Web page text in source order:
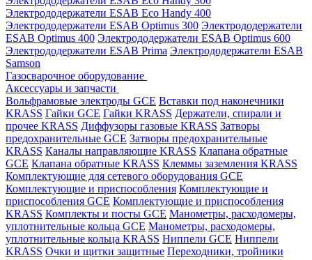
Электрододержатели ESAB Eco Handy 400
Электрододержатели ESAB Optimus 300 Электрододержатели
ESAB Optimus 400 Электрододержатели ESAB Optimus 600
Электрододержатели ESAB Prima Электрододержатели ESAB
Samson
Газосварочное оборудование
Аксессуары и запчасти
Вольфрамовые электроды GCE Вставки под наконечники
KRASS Гайки GCE Гайки KRASS Держатели, спирали и
прочее KRASS Диффузоры газовые KRASS Затворы
предохранительные GCE Затворы предохранительные
KRASS Каналы направляющие KRASS Клапана обратные
GCE Клапана обратные KRASS Клеммы заземления KRASS
Комплектующие для сетевого оборудования GCE
Комплектующие и приспособления Комплектующие и
приспособления GCE Комплектующие и приспособления
KRASS Комплекты и посты GCE Манометры, расходомеры,
уплотнительные кольца GCE Манометры, расходомеры,
уплотнительные кольца KRASS Ниппели GCE Ниппели
KRASS Очки и щитки защитные Переходники, тройники